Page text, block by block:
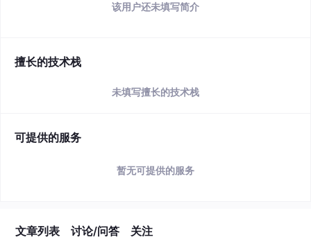
该用户还未填写简介
擅长的技术栈
未填写擅长的技术栈
可提供的服务
暂无可提供的服务
文章列表 讨论/问答 关注